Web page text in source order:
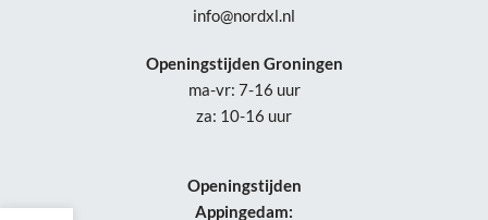
info@nordxl.nl
Openingstijden Groningen
ma-vr: 7-16 uur
za: 10-16 uur
Openingstijden
Appingedam: